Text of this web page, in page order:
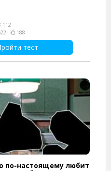
188
тест
по-настоящему любит